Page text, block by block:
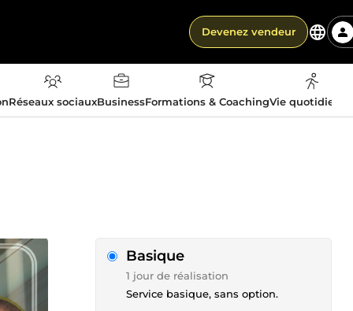
Devenez vendeur
Réseaux sociauxBusinessFormations & CoachingVie
Basique
1 jour de réalisation
Service basique, sans option.